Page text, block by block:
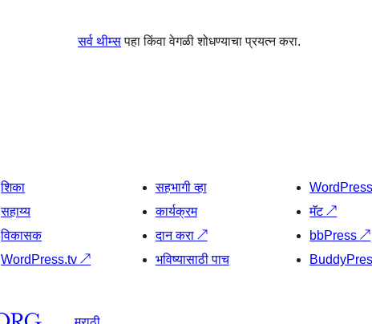
सर्व थीम्सपहा किंवा वेगळी शोधण्याचा प्रयत्न करा.
शिका
सहाय्य
विकासक
WordPress.tv↗
सहभागी व्हा
कार्यक्रम
दान करा ↗
भविष्यासाठी पाच
मॅट↗
bbPress↗